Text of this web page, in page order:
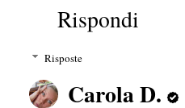
Rispondi
Risposte
Carola D.